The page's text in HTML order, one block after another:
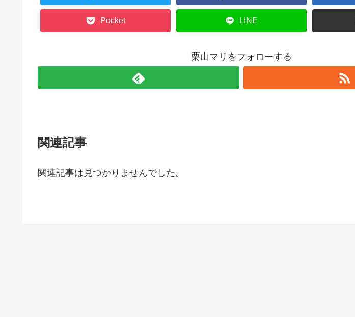
Pocket LINE
栗山マリをフォローする
関連記事
関連記事は見つかりませんでした。